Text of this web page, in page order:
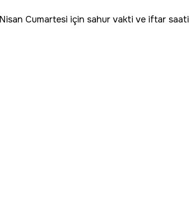
Cumartesi için sahur vakti ve iftar saati